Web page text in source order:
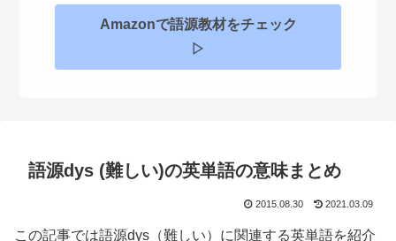
Amazonで語源教材をチェック
▷
語源dys (難しい)の英単語の意味まとめ
2015.08.30 2021.03.09
この記事では語源dys（難しい）に関連する英単語を紹介